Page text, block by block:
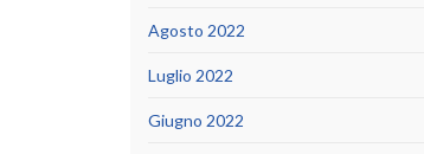
Agosto 2022
Luglio 2022
Giugno 2022